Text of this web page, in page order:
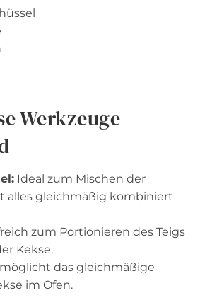
Werkzeuge
Ideal zum Mischen der
alles gleichmäßig kombiniert
zum Portionieren des Teigs
Kekse.
das gleichmäßige
im Ofen.